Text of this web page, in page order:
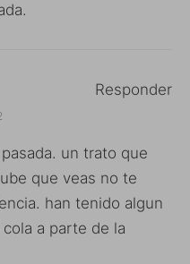
un trato que
que veas no te
han tenido algun
a parte de la
Responder